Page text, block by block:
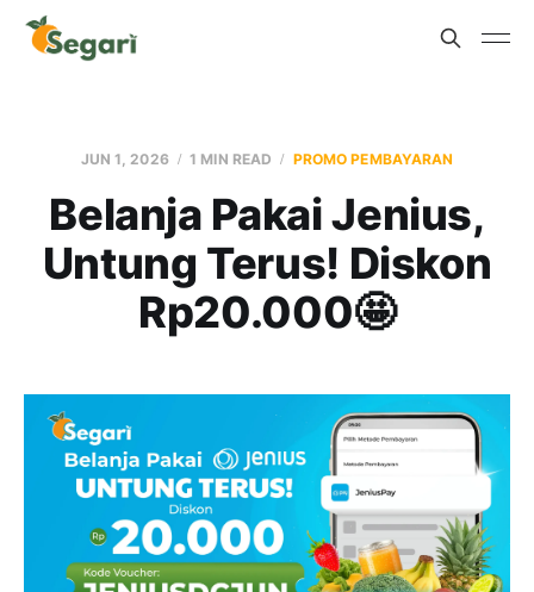
JUN 1, 2026 1 MIN READ PROMO PEMBAYARAN
Belanja Pakai Jenius,
Untung Terus! Diskon
Rp20.000🤩